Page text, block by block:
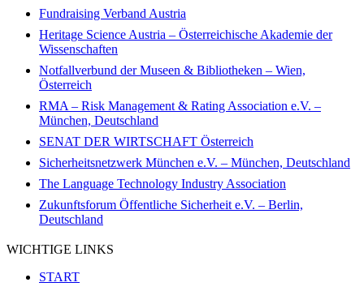
Fundraising Verband Austria
Heritage Science Austria – Österreichische Akademie der
Wissenschaften
Notfallverbund der Museen & Bibliotheken – Wien,
Österreich
RMA – Risk Management & Rating Association e.V. –
München, Deutschland
SENAT DER WIRTSCHAFT Österreich
Sicherheitsnetzwerk München e.V. – München, Deutschland
The Language Technology Industry Association
Zukunftsforum Öffentliche Sicherheit e.V. – Berlin,
Deutschland
WICHTIGE LINKS
START